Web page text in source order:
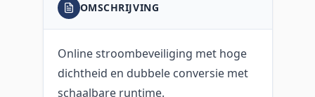
OMSCHRIJVING
Online stroombeveiliging met hoge
dichtheid en dubbele conversie met
schaalbare runtime.